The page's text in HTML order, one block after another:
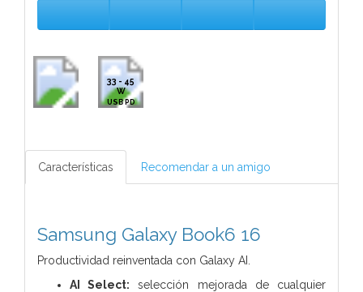
33 - 45
W
USB PD
Características Recomendar a un amigo
Samsung Galaxy Book6 16
Productividad reinventada con Galaxy AI.
AI Select: selección mejorada de cualquier